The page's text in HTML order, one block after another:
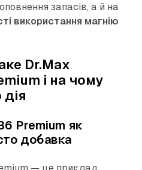
запасів, а й на
використання магнію
Dr.Max
і на чому
дія
Premium як
добавка